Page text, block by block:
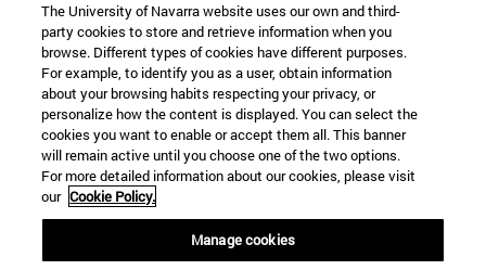
The University of Navarra website uses our own and third-
party cookies to store and retrieve information when you
browse. Different types of cookies have different purposes.
For example, to identify you as a user, obtain information
about your browsing habits respecting your privacy, or
personalize how the content is displayed. You can select the
cookies you want to enable or accept them all. This banner
will remain active until you choose one of the two options.
For more detailed information about our cookies, please visit
our Cookie Policy.
Manage cookies